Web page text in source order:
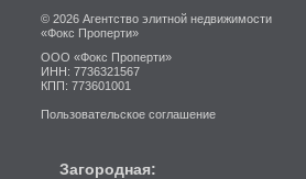
© 2026 Агентство элитной недвижимости
«Фокс Проперти»
ООО «Фокс Проперти»
ИНН: 7736321567
КПП: 773601001
Пользовательское соглашение
Загородная: